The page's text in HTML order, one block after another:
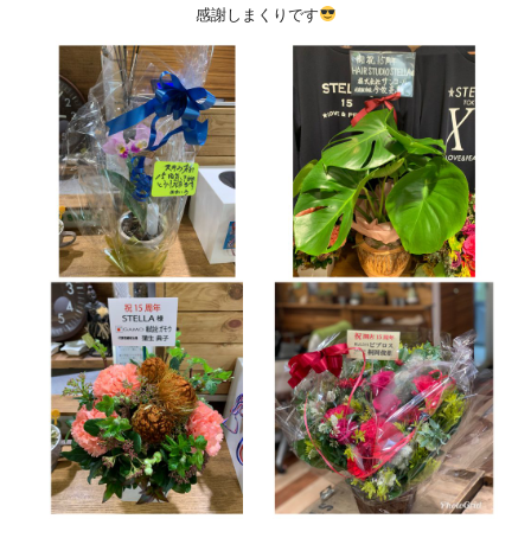
感謝しまくりです